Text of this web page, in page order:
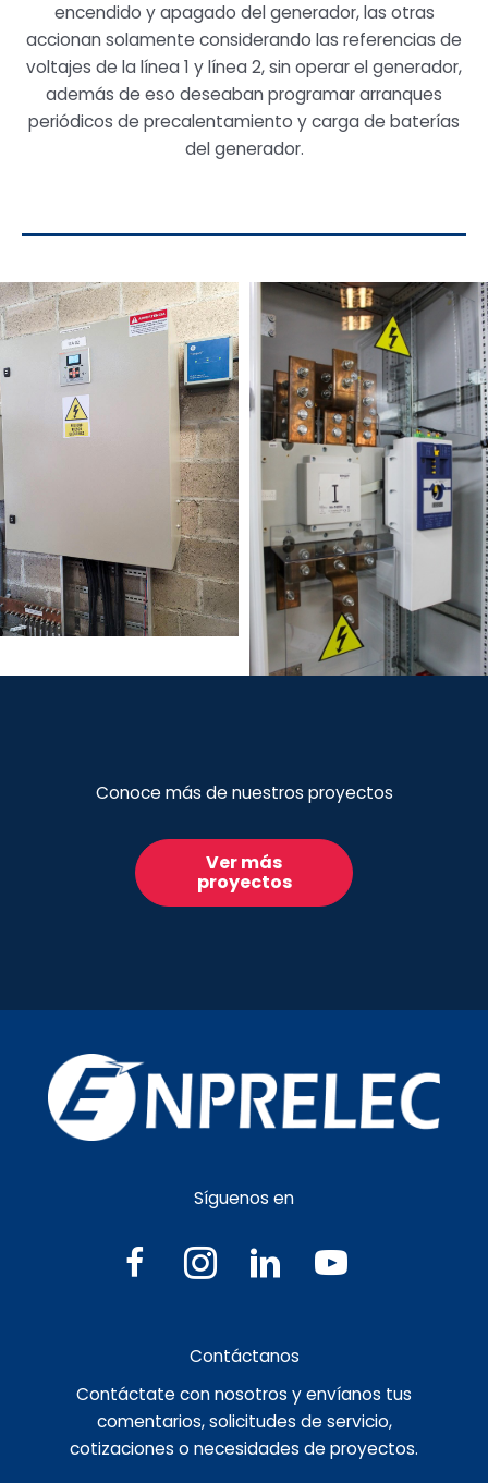
encendido y apagado del generador, las otras
accionan solamente considerando las referencias de
voltajes de la línea 1 y línea 2, sin operar el generador,
además de eso deseaban programar arranques
periódicos de precalentamiento y carga de baterías
del generador.
Conoce más de nuestros proyectos
Ver más
proyectos
Síguenos en
Contáctanos
Contáctate con nosotros y envíanos tus
comentarios, solicitudes de servicio,
cotizaciones o necesidades de proyectos.